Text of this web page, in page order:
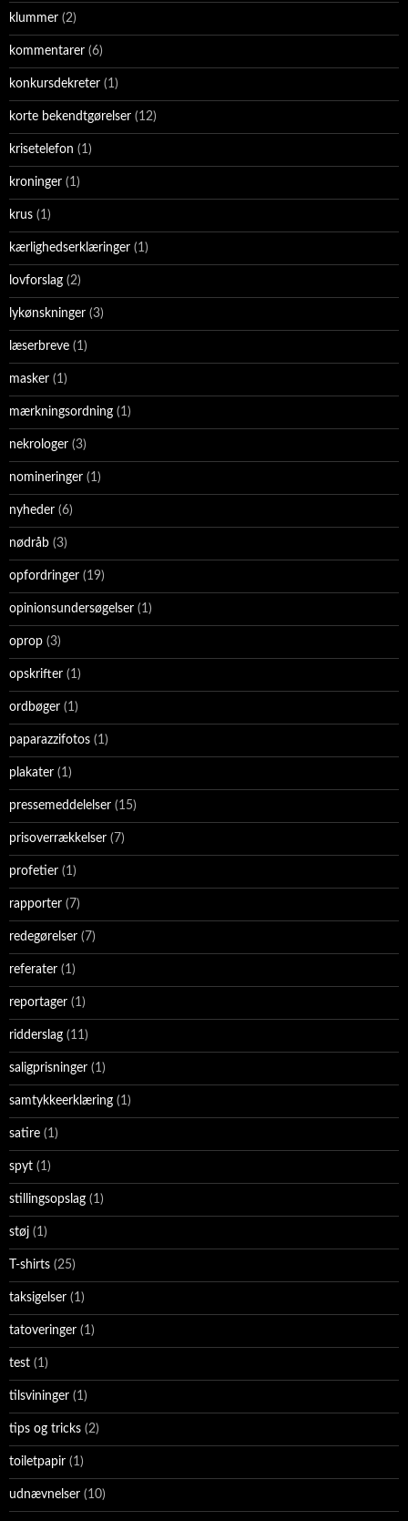
klummer (2)
kommentarer (6)
konkursdekreter (1)
korte bekendtgørelser (12)
krisetelefon (1)
kroninger (1)
krus (1)
kærlighedserklæringer (1)
lovforslag (2)
lykønskninger (3)
læserbreve (1)
masker (1)
mærkningsordning (1)
nekrologer (3)
nomineringer (1)
nyheder (6)
nødråb (3)
opfordringer (19)
opinionsundersøgelser (1)
oprop (3)
opskrifter (1)
ordbøger (1)
paparazzifotos (1)
plakater (1)
pressemeddelelser (15)
prisoverrækkelser (7)
profetier (1)
rapporter (7)
redegørelser (7)
referater (1)
reportager (1)
ridderslag (11)
saligprisninger (1)
samtykkeerklæring (1)
satire (1)
spyt (1)
stillingsopslag (1)
støj (1)
T-shirts (25)
taksigelser (1)
tatoveringer (1)
test (1)
tilsvininger (1)
tips og tricks (2)
toiletpapir (1)
udnævnelser (10)